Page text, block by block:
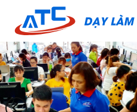
content